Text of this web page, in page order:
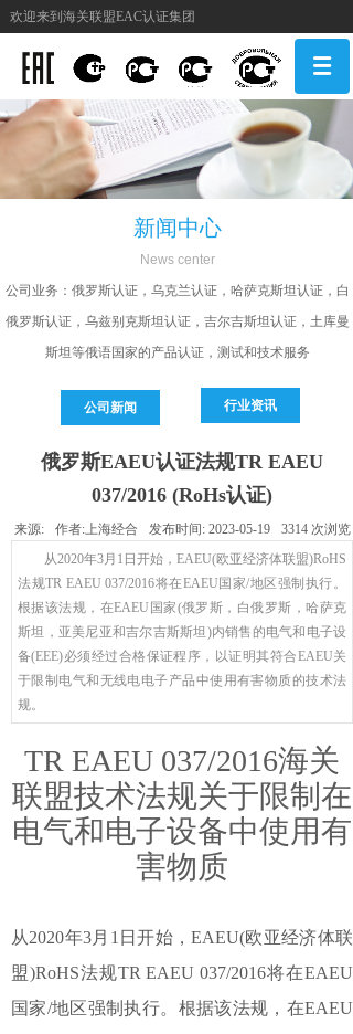
欢迎来到海关联盟EAC认证集团
新闻中心
News center
公司 业务：俄罗斯认证，乌克兰认证，哈萨克斯坦认证，白
俄罗斯认证，乌兹别克斯坦认证，吉尔吉斯坦认证，土库曼
斯坦等俄语国家的产品认证，测试和技术服务
行业资讯
公司新闻
俄罗斯EAEU认证法规TR EAEU
037/2016 (RoHs认证)
来源: 作者:上海经合 发布时间: 2023-05-19 3314 次浏览
从2020年3月1日开始，EAEU(欧亚经济体联盟)RoHS
法规TR EAEU 037/2016将在EAEU国家/地区强制执行。
根据该法规，在EAEU国家(俄罗斯，白俄罗斯，哈萨克
斯坦，亚美尼亚和吉尔吉斯斯坦)内销售的电气和电子设
备(EEE)必须经过合格保证程序，以证明其符合EAEU关
于限制电气和无线电电子产品中使用有害物质的技术法
规。
TR EAEU 037/2016海关
联盟技术法规关于限制在
电气和电子设备中使用有
害物质
从2020年3月1日开始，EAEU(欧亚经济体联
盟)RoHS法规TR EAEU 037/2016将在EAEU
国家/地区强制执行。根据该法规，在EAEU